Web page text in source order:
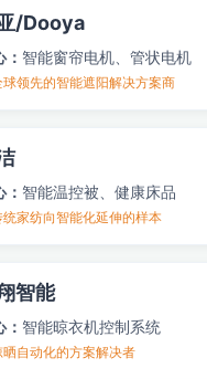
/Dooya
智能窗帘电机、管状电机
球领先的智能遮阳解决方案商
智能温控被、健康床品
统家纺向智能化延伸的样本
智能
智能晾衣机控制系统
晒自动化的方案解决者